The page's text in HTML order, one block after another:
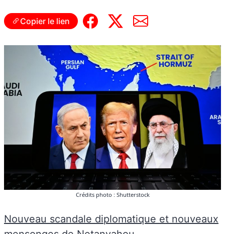
Copier le lien
Crédits photo : Shutterstock
Nouveau scandale diplomatique et nouveaux